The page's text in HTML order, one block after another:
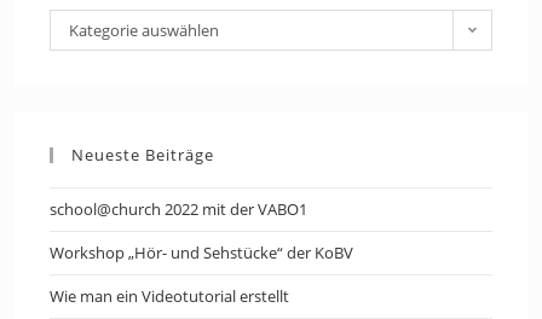
Kategorien
Kategorie auswählen
Neueste Beiträge
school@church 2022 mit der VABO1
Workshop „Hör- und Sehstücke“ der KoBV
Wie man ein Videotutorial erstellt